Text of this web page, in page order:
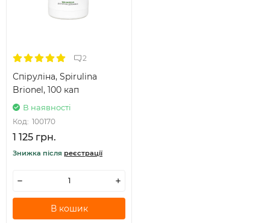
2
Спіруліна, Spirulina
Brionel, 100 кап
В наявності
Код: 100170
1 125 грн.
Знижка після реєстрації
В кошик